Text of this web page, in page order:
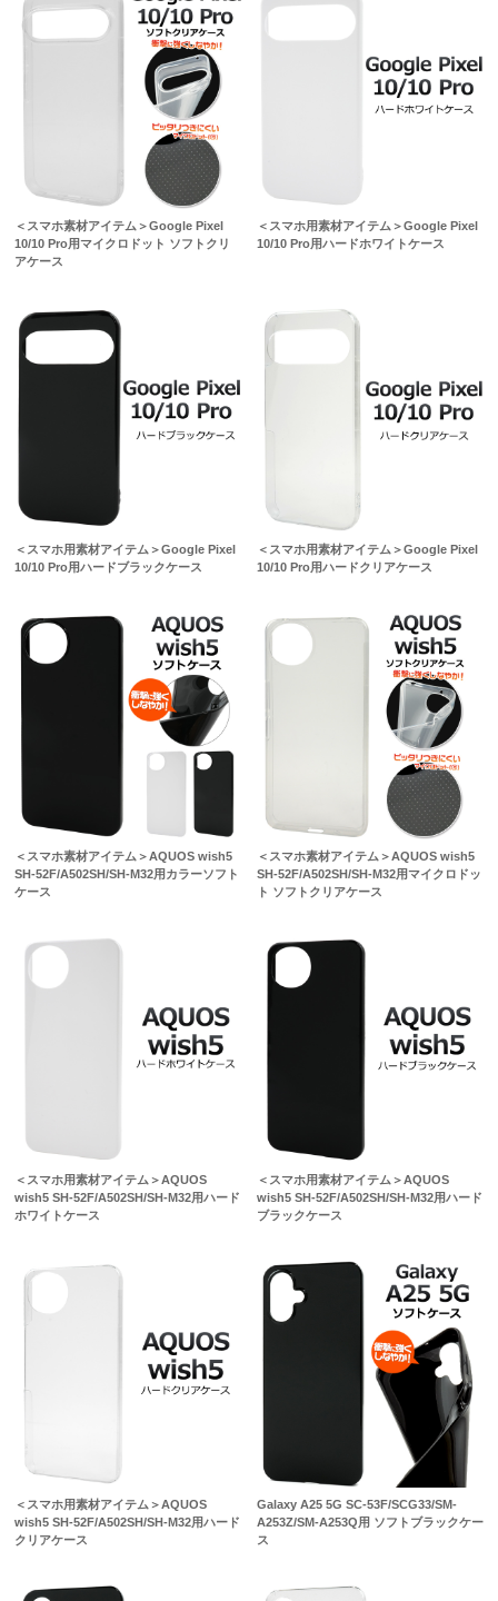
＜スマホ素材アイテム＞Google Pixel
10/10 Pro用マイクロドット ソフトクリ
アケース
＜スマホ用素材アイテム＞Google Pixel
10/10 Pro用ハードホワイトケース
＜スマホ用素材アイテム＞Google Pixel
10/10 Pro用ハードブラックケース
＜スマホ用素材アイテム＞Google Pixel
10/10 Pro用ハードクリアケース
＜スマホ素材アイテム＞AQUOS wish5
SH-52F/A502SH/SH-M32用カラーソフト
ケース
＜スマホ素材アイテム＞AQUOS wish5
SH-52F/A502SH/SH-M32用マイクロドッ
ト ソフトクリアケース
＜スマホ用素材アイテム＞AQUOS
wish5 SH-52F/A502SH/SH-M32用ハード
ホワイトケース
＜スマホ用素材アイテム＞AQUOS
wish5 SH-52F/A502SH/SH-M32用ハード
ブラックケース
＜スマホ用素材アイテム＞AQUOS
wish5 SH-52F/A502SH/SH-M32用ハード
クリアケース
Galaxy A25 5G SC-53F/SCG33/SM-
A253Z/SM-A253Q用 ソフトブラックケー
ス